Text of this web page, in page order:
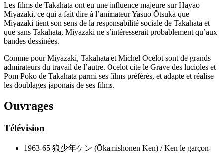
Les films de Takahata ont eu une influence majeure sur Hayao
Miyazaki, ce qui a fait dire à l’animateur Yasuo Ōtsuka que
Miyazaki tient son sens de la responsabilité sociale de Takahata et
que sans Takahata, Miyazaki ne s’intéresserait probablement qu’aux
bandes dessinées.
Comme pour Miyazaki, Takahata et Michel Ocelot sont de grands
admirateurs du travail de l’autre. Ocelot cite le Grave des lucioles et
Pom Poko de Takahata parmi ses films préférés, et adapte et réalise
les doublages japonais de ses films.
Ouvrages
Télévision
1963-65 狼少年ケン (Ōkamishōnen Ken) / Ken le garçon-